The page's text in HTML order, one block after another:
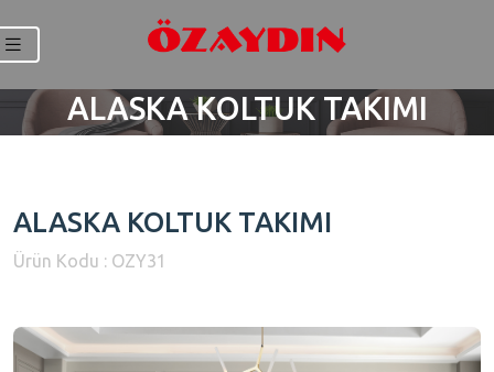
ALASKA KOLTUK TAKIMI
ALASKA KOLTUK TAKIMI
Ürün Kodu : OZY31